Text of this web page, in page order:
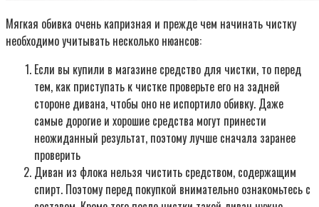
Мягкая обивка очень капризная и прежде чем начинать чистку
необходимо учитывать несколько нюансов:
Если вы купили в магазине средство для чистки, то перед
тем, как приступать к чистке проверьте его на задней
стороне дивана, чтобы оно не испортило обивку. Даже
самые дорогие и хорошие средства могут принести
неожиданный результат, поэтому лучше сначала заранее
проверить
Диван из флока нельзя чистить средством, содержащим
спирт. Поэтому перед покупкой внимательно ознакомьтесь с